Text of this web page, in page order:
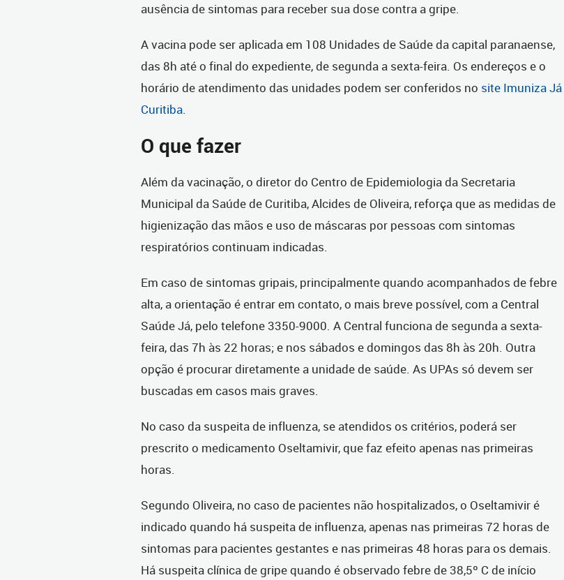
ausência de sintomas para receber sua dose contra a gripe.
A vacina pode ser aplicada em 108 Unidades de Saúde da capital paranaense,
das 8h até o final do expediente, de segunda a sexta-feira. Os endereços e o
horário de atendimento das unidades podem ser conferidos no site Imuniza Já
Curitiba.
O que fazer
Além da vacinação, o diretor do Centro de Epidemiologia da Secretaria
Municipal da Saúde de Curitiba, Alcides de Oliveira, reforça que as medidas de
higienização das mãos e uso de máscaras por pessoas com sintomas
respiratórios continuam indicadas.
Em caso de sintomas gripais, principalmente quando acompanhados de febre
alta, a orientação é entrar em contato, o mais breve possível, com a Central
Saúde Já, pelo telefone 3350-9000. A Central funciona de segunda a sexta-
feira, das 7h às 22 horas; e nos sábados e domingos das 8h às 20h. Outra
opção é procurar diretamente a unidade de saúde. As UPAs só devem ser
buscadas em casos mais graves.
No caso da suspeita de influenza, se atendidos os critérios, poderá ser
prescrito o medicamento Oseltamivir, que faz efeito apenas nas primeiras
horas.
Segundo Oliveira, no caso de pacientes não hospitalizados, o Oseltamivir é
indicado quando há suspeita de influenza, apenas nas primeiras 72 horas de
sintomas para pacientes gestantes e nas primeiras 48 horas para os demais.
Há suspeita clínica de gripe quando é observado febre de 38,5º C de início